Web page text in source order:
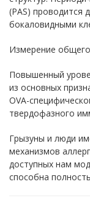
(PAS) проводится
бокаловидными
Измерение
Повышенный
из основных
OVA-
твердофазного
Грызуны и люди
механизмов
доступных нам
способна